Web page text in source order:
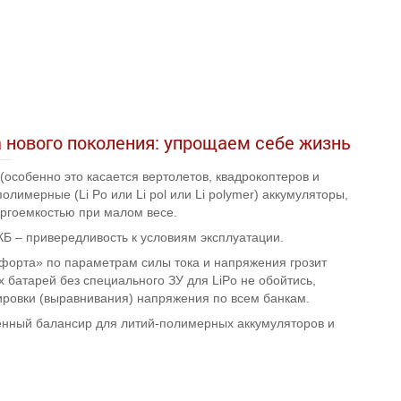
поколения: упрощаем себе жизнь
это касается вертолетов, квадрокоптеров и
(Li Po или Li pol или Li polymer) аккумуляторы,
при малом весе.
– привередливость к условиям эксплуатации.
по параметрам силы тока и напряжения грозит
батарей без специального ЗУ для LiPo не обойтись,
(выравнивания) напряжения по всем банкам.
балансир для литий-полимерных аккумуляторов и